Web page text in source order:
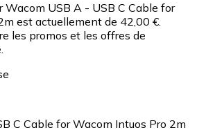
Wacom USB A - USB C Cable for
est actuellement de 42,00 €.
les promos et les offres de
C Cable for Wacom Intuos Pro 2m